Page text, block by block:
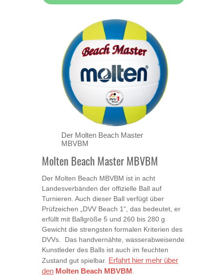
Der Molten Beach Master
MBVBM
Molten Beach Master MBVBM
Der Molten Beach MBVBM ist in acht
Landesverbänden der offizielle Ball auf
Turnieren. Auch dieser Ball verfügt über
Prüfzeichen „DVV Beach 1“, das bedeutet, er
erfüllt mit Ballgröße 5 und 260 bis 280 g
Gewicht die strengsten formalen Kriterien des
DVVs. Das handvernähte, wasserabweisende
Kunstleder des Balls ist auch im feuchten
Zustand gut spielbar. Erfahrt hier mehr über
den Molten Beach MBVBM